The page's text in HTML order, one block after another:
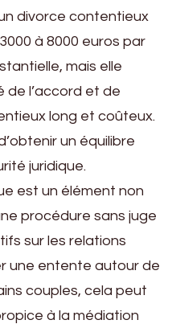
divorce contentieux
à 8000 euros par
mais elle
l’accord et de
long et coûteux.
un équilibre
juridique.
est un élément non
procédure sans juge
sur les relations
une entente autour de
couples, cela peut
à la médiation